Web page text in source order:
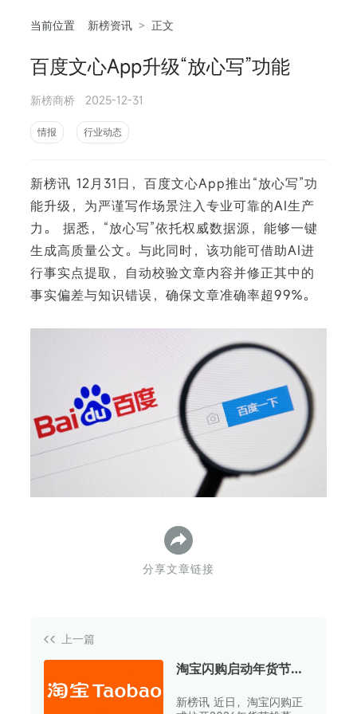
当前位置 新榜资讯 > 正文
百度文心App升级“放心写”功能
新榜商桥 2025-12-31
情报 行业动态
新榜讯 12月31日，百度文心App推出“放心写”功
能升级，为严谨写作场景注入专业可靠的AI生产
力。 据悉，“放心写”依托权威数据源，能够一键
生成高质量公文。与此同时，该功能可借助AI进
行事实点提取，自动校验文章内容并修正其中的
事实偏差与知识错误，确保文章准确率超99%。
分享文章链接
上一篇
淘宝闪购启动年货节，
新榜讯 近日，淘宝闪购正